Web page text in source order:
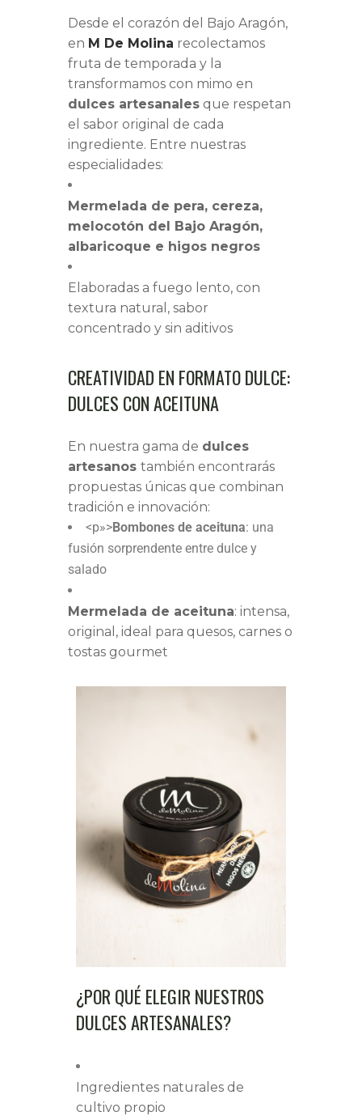
Desde el corazón del Bajo Aragón,
en M De Molina recolectamos
fruta de temporada y la
transformamos con mimo en
dulces artesanales que respetan
el sabor original de cada
ingrediente. Entre nuestras
especialidades:
Mermelada de pera, cereza,
melocotón del Bajo Aragón,
albaricoque e higos negros
Elaboradas a fuego lento, con
textura natural, sabor
concentrado y sin aditivos
CREATIVIDAD EN FORMATO DULCE:
DULCES CON ACEITUNA
En nuestra gama de dulces
artesanos también encontrarás
propuestas únicas que combinan
tradición e innovación:
<p»>Bombones de aceituna: una
fusión sorprendente entre dulce y
salado
Mermelada de aceituna: intensa,
original, ideal para quesos, carnes o
tostas gourmet
¿POR QUÉ ELEGIR NUESTROS
DULCES ARTESANALES?
Ingredientes naturales de
cultivo propio